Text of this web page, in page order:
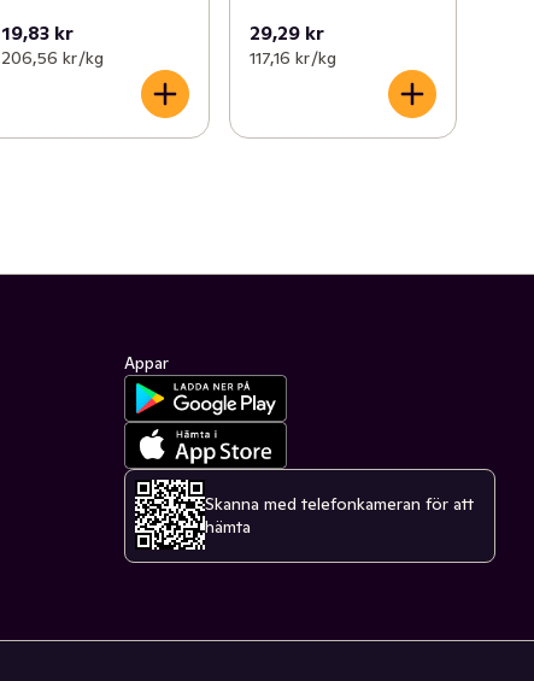
19,83 kr
206,56 kr /kg
29,29 kr
117,16 kr /kg
Appar
Skanna med telefonkameran för att
hämta